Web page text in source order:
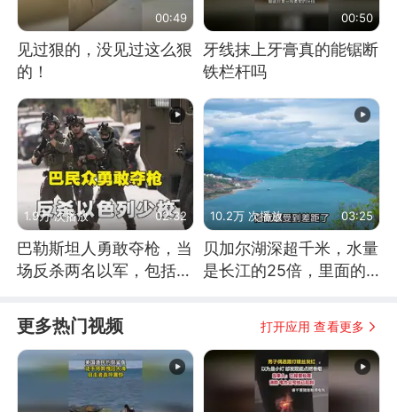
00:49
见过狠的，没见过这么狠
的！
00:50
牙线抹上牙膏真的能锯断
铁栏杆吗
1.9万 次播放 02:32
巴勒斯坦人勇敢夺枪，当
场反杀两名以军，包括一
10.2万 次播放 03:25
贝加尔湖深超千米，水量
是长江的25倍，里面的
更多热门视频 打开应用 查看更多